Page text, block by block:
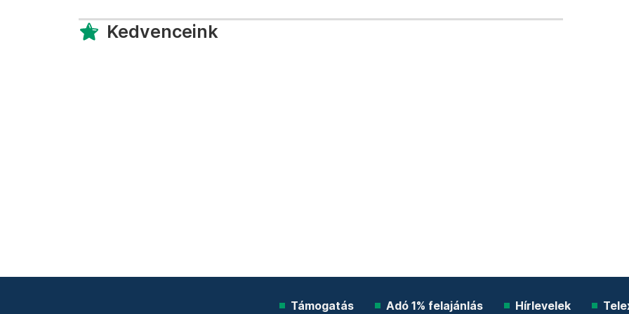
Kedvenceink
Támogatás Adó 1% felajánlás Hírlevelek